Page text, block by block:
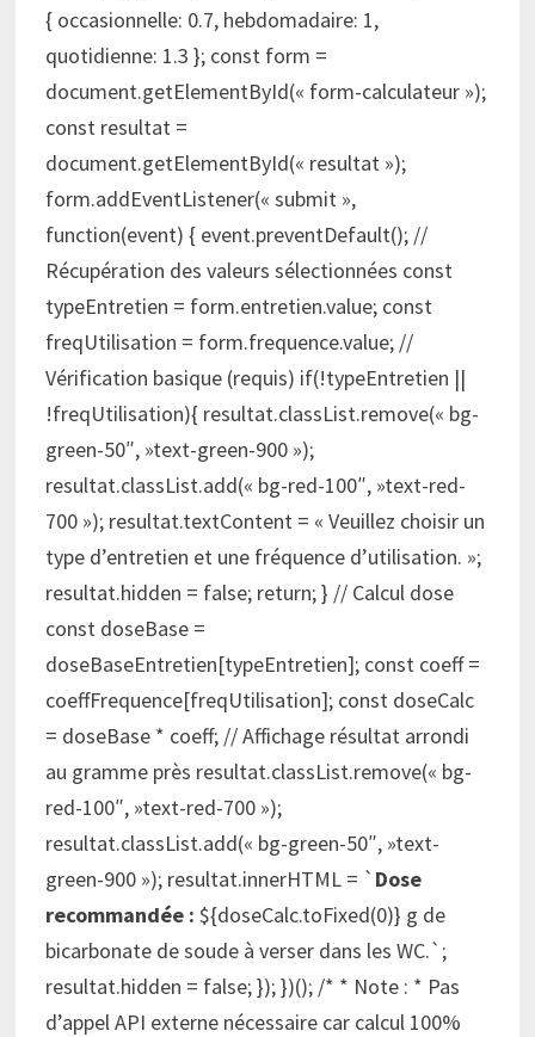
{ occasionnelle: 0.7, hebdomadaire: 1,
quotidienne: 1.3 }; const form =
document.getElementById(« form-calculateur »);
const resultat =
document.getElementById(« resultat »);
form.addEventListener(« submit »,
function(event) { event.preventDefault(); //
Récupération des valeurs sélectionnées const
typeEntretien = form.entretien.value; const
freqUtilisation = form.frequence.value; //
Vérification basique (requis) if(!typeEntretien ||
!freqUtilisation){ resultat.classList.remove(« bg-
green-50″, »text-green-900 »);
resultat.classList.add(« bg-red-100″, »text-red-
700 »); resultat.textContent = « Veuillez choisir un
type d’entretien et une fréquence d’utilisation. »;
resultat.hidden = false; return; } // Calcul dose
const doseBase =
doseBaseEntretien[typeEntretien]; const coeff =
coeffFrequence[freqUtilisation]; const doseCalc
= doseBase * coeff; // Affichage résultat arrondi
au gramme près resultat.classList.remove(« bg-
red-100″, »text-red-700 »);
resultat.classList.add(« bg-green-50″, »text-
green-900 »); resultat.innerHTML = ` Dose
recommandée : ${doseCalc.toFixed(0)} g de
bicarbonate de soude à verser dans les WC.`;
resultat.hidden = false; }); })(); /* * Note : * Pas
d’appel API externe nécessaire car calcul 100%